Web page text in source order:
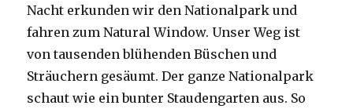
Nacht erkunden wir den Nationalpark und
fahren zum Natural Window. Unser Weg ist
von tausenden blühenden Büschen und
Sträuchern gesäumt. Der ganze Nationalpark
schaut wie ein bunter Staudengarten aus. So